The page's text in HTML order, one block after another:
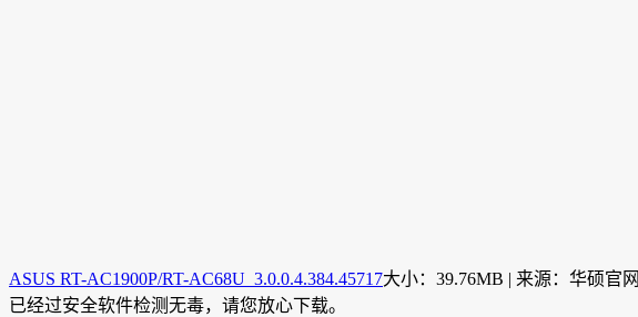
ASUS RT-AC1900P/RT-AC68U 3.0.0.4.384.45717大小：39.76MB | 来源：华硕官网
已经过安全软件检测无毒，请您放心下载。